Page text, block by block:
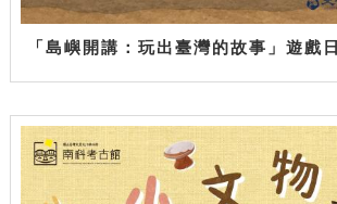
「島嶼開講：玩出臺灣的故事」遊戲日